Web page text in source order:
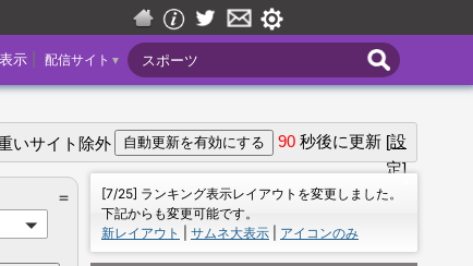
配信サイト ▼
示
いサイト除外 90 秒後に更新 [設
定]
＝
[7/25] ランキング表示レイアウトを変更しました。
下記からも変更可能です。
新レイアウト
サムネ大表示 アイコンのみ